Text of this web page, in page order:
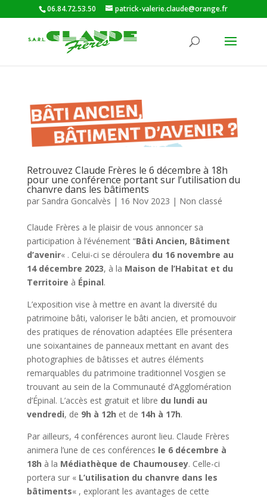
06.84.72.53.50 patrick-valerie.claude@orange.fr
Retrouvez Claude Frères le 6 décembre à 18h
pour une conférence portant sur l’utilisation du
chanvre dans les bâtiments
par Sandra Goncalvès | 16 Nov 2023 | Non classé
Claude Frères a le plaisir de vous annoncer sa
participation à l’événement “Bâti Ancien, Bâtiment
d’avenir« . Celui-ci se déroulera du 16 novembre au
14 décembre 2023, à la Maison de l’Habitat et du
Territoire à Épinal.
L’exposition vise à mettre en avant la diversité du
patrimoine bâti, valoriser le bâti ancien, et promouvoir
des pratiques de rénovation adaptées Elle présentera
une soixantaines de panneaux mettant en avant des
photographies de bâtisses et autres éléments
remarquables du patrimoine traditionnel Vosgien se
trouvant au sein de la Communauté d’Agglomération
d’Épinal. L’accès est gratuit et libre du lundi au
vendredi, de 9h à 12h et de 14h à 17h.
Par ailleurs, 4 conférences auront lieu. Claude Frères
animera l’une de ces conférences le 6 décembre à
18h à la Médiathèque de Chaumousey. Celle-ci
portera sur « L’utilisation du chanvre dans les
bâtiments« , explorant les avantages de cette